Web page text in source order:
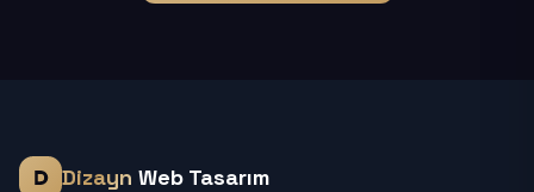
Dizayn Web Tasarım